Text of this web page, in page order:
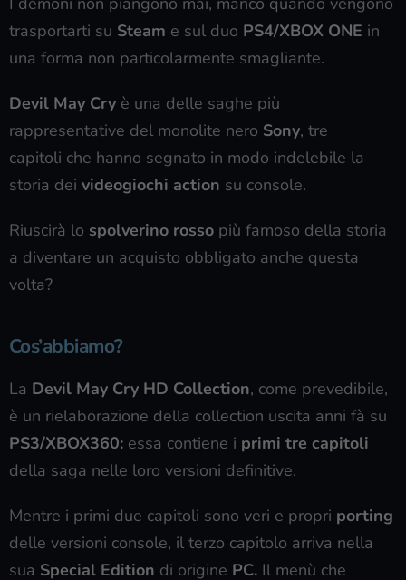
trasportarti su Steam e sul duo PS4/XBOX ONE in
una forma non particolarmente smagliante.
Devil May Cry è una delle saghe più
rappresentative del monolite nero Sony, tre
capitoli che hanno segnato in modo indelebile la
storia dei videogiochi action su console.
Riuscirà lo spolverino rosso più famoso della storia
a diventare un acquisto obbligato anche questa
volta?
Cos’abbiamo?
La Devil May Cry HD Collection, come prevedibile,
è un rielaborazione della collection uscita anni fà su
PS3/XBOX360: essa contiene i primi tre capitoli
della saga nelle loro versioni definitive.
Mentre i primi due capitoli sono veri e propri porting
delle versioni console, il terzo capitolo arriva nella
sua Special Edition di origine PC. Il menù che